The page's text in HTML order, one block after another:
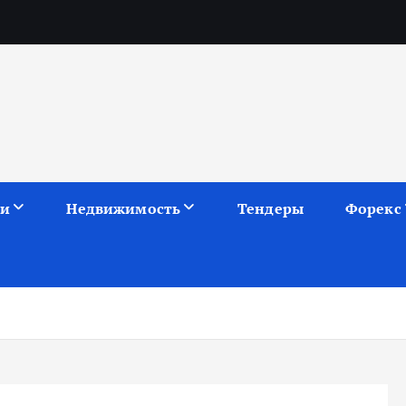
Недвижимость Тендеры Форекс